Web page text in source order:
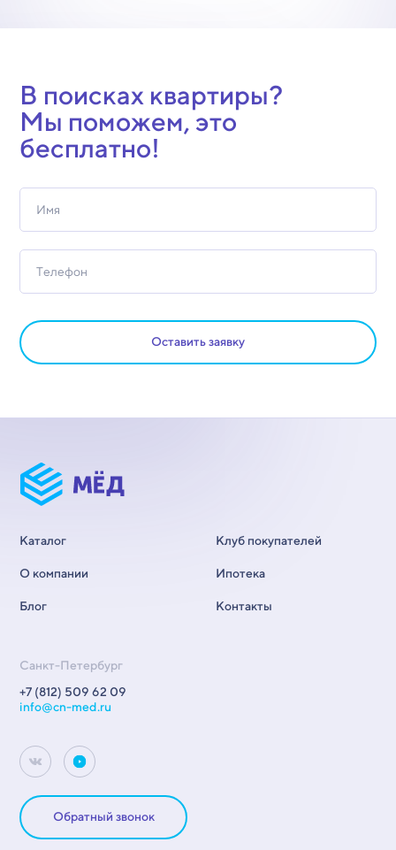
В поисках квартиры?
Мы поможем, это
бесплатно!
Оставить заявку
Каталог
О компании
Блог
Клуб покупателей
Ипотека
Контакты
Санкт-Петербург
+7 (812) 509 62 09
info@cn-med.ru
Обратный звонок